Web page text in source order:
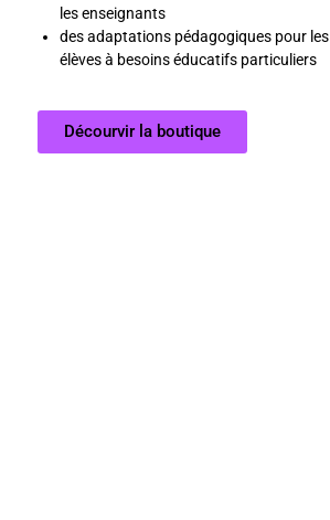
les enseignants
des adaptations pédagogiques pour les
élèves à besoins éducatifs particuliers
Décourvir la boutique